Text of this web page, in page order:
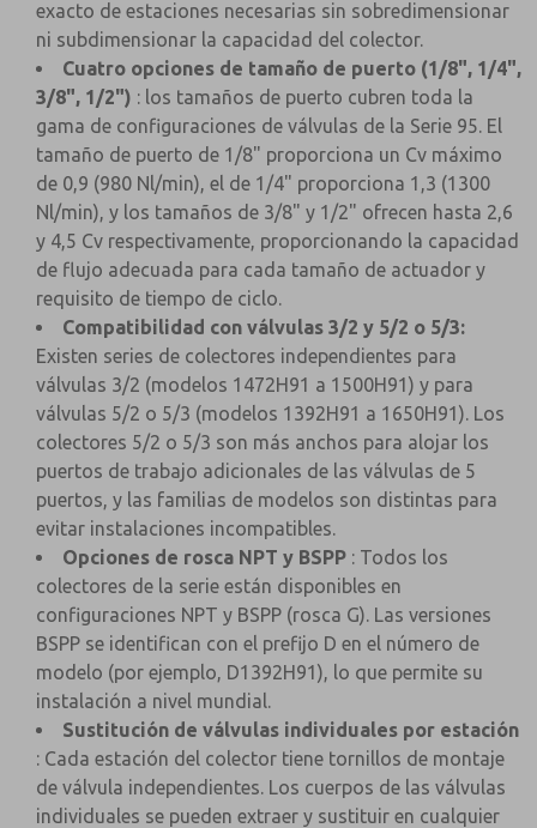
exacto de estaciones necesarias sin sobredimensionar
ni subdimensionar la capacidad del colector.
Cuatro opciones de tamaño de puerto (1/8", 1/4",
3/8", 1/2") : los tamaños de puerto cubren toda la
gama de configuraciones de válvulas de la Serie 95. El
tamaño de puerto de 1/8" proporciona un Cv máximo
de 0,9 (980 Nl/min), el de 1/4" proporciona 1,3 (1300
Nl/min), y los tamaños de 3/8" y 1/2" ofrecen hasta 2,6
y 4,5 Cv respectivamente, proporcionando la capacidad
de flujo adecuada para cada tamaño de actuador y
requisito de tiempo de ciclo.
Compatibilidad con válvulas 3/2 y 5/2 o 5/3:
Existen series de colectores independientes para
válvulas 3/2 (modelos 1472H91 a 1500H91) y para
válvulas 5/2 o 5/3 (modelos 1392H91 a 1650H91). Los
colectores 5/2 o 5/3 son más anchos para alojar los
puertos de trabajo adicionales de las válvulas de 5
puertos, y las familias de modelos son distintas para
evitar instalaciones incompatibles.
Opciones de rosca NPT y BSPP : Todos los
colectores de la serie están disponibles en
configuraciones NPT y BSPP (rosca G). Las versiones
BSPP se identifican con el prefijo D en el número de
modelo (por ejemplo, D1392H91), lo que permite su
instalación a nivel mundial.
Sustitución de válvulas individuales por estación
: Cada estación del colector tiene tornillos de montaje
de válvula independientes. Los cuerpos de las válvulas
individuales se pueden extraer y sustituir en cualquier